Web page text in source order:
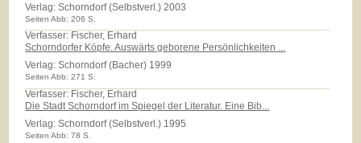
Verlag:Schorndorf (Selbstverl.) 2003
Seiten Abb: 206 S.
Verfasser: Fischer, Erhard
Schorndorfer Köpfe. Auswärts geborene Persönlichkeiten ...
Verlag:Schorndorf (Bacher) 1999
Seiten Abb: 271 S.
Verfasser: Fischer, Erhard
Die Stadt Schorndorf im Spiegel der Literatur. Eine Bib...
Verlag:Schorndorf (Selbstverl.) 1995
Seiten Abb: 78 S.